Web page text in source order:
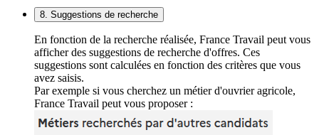
8. Suggestions de recherche
En fonction de la recherche réalisée, France Travail peut vous
afficher des suggestions de recherche d'offres. Ces
suggestions sont calculées en fonction des critères que vous
avez saisis.
Par exemple si vous cherchez un métier d'ouvrier agricole,
France Travail peut vous proposer :